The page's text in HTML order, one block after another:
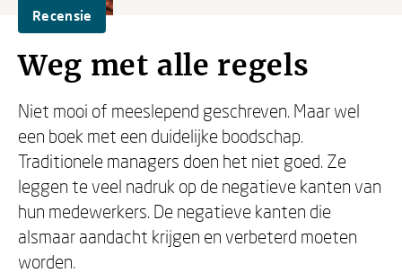
Recensie
Weg met alle regels
Niet mooi of meeslepend geschreven. Maar wel
een boek met een duidelijke boodschap.
Traditionele managers doen het niet goed. Ze
leggen te veel nadruk op de negatieve kanten van
hun medewerkers. De negatieve kanten die
alsmaar aandacht krijgen en verbeterd moeten
worden.